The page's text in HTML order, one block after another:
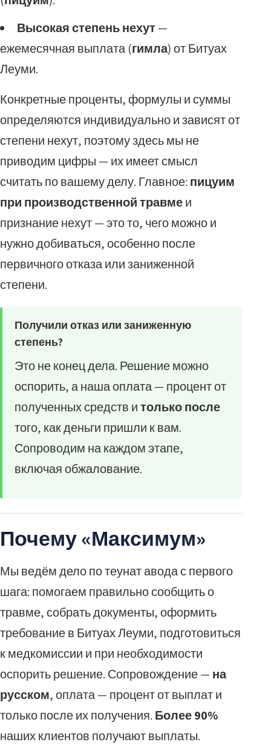
Высокая степень нехут—
ежемесячная выплата (гимла) от Битуах
Леуми.
Конкретные проценты, формулы и суммы
определяются индивидуально и зависят от
степени нехут, поэтому здесь мы не
приводим цифры — их имеет смысл
считать по вашему делу. Главное: пицуим
при производственной травмеи
признание нехут — это то, чего можно и
нужно добиваться, особенно после
первичного отказа или заниженной
степени.
Получили отказ или заниженную
степень?
Это не конец дела. Решение можно
оспорить, а наша оплата — процент от
полученных средств итолько после
того, как деньги пришли к вам.
Сопроводим на каждом этапе,
включая обжалование.
Почему «Максимум»
Мы ведём дело по теунат авода с первого
шага: помогаем правильно сообщить о
травме, собрать документы, оформить
требование в Битуах Леуми, подготовиться
к медкомиссии и при необходимости
оспорить решение. Сопровождение — на
русском, оплата — процент от выплат и
только после их получения. Более 90%
наших клиентов получают выплаты.